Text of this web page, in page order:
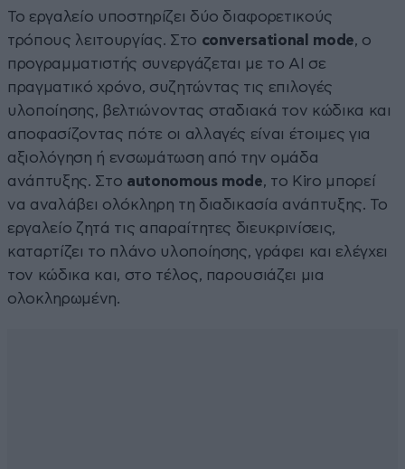
Το εργαλείο υποστηρίζει δύο διαφορετικούς
τρόπους λειτουργίας. Στο conversational mode, ο
προγραμματιστής συνεργάζεται με το AI σε
πραγματικό χρόνο, συζητώντας τις επιλογές
υλοποίησης, βελτιώνοντας σταδιακά τον κώδικα και
αποφασίζοντας πότε οι αλλαγές είναι έτοιμες για
αξιολόγηση ή ενσωμάτωση από την ομάδα
ανάπτυξης. Στο autonomous mode, το Kiro μπορεί
να αναλάβει ολόκληρη τη διαδικασία ανάπτυξης. Το
εργαλείο ζητά τις απαραίτητες διευκρινίσεις,
καταρτίζει το πλάνο υλοποίησης, γράφει και ελέγχει
τον κώδικα και, στο τέλος, παρουσιάζει μια
ολοκληρωμένη.